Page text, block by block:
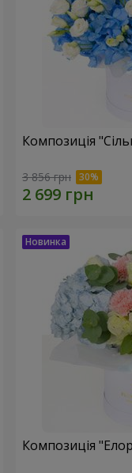
Композиція
3 856 грн
Композиція